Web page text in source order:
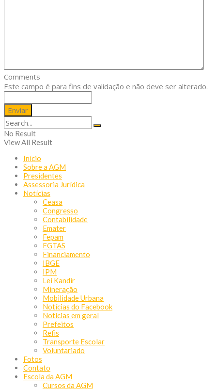
Comments
Este campo é para fins de validação e não deve ser alterado.
No Result
View All Result
Início
Sobre a AGM
Presidentes
Assessoria Jurídica
Notícias
Ceasa
Congresso
Contabilidade
Emater
Fepam
FGTAS
Financiamento
IBGE
IPM
Lei Kandir
Mineração
Mobilidade Urbana
Notícias do Facebook
Notícias em geral
Prefeitos
Refis
Transporte Escolar
Voluntariado
Fotos
Contato
Escola da AGM
Cursos da AGM